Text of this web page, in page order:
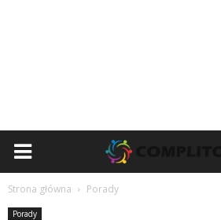
Strona główna Porady
Porady